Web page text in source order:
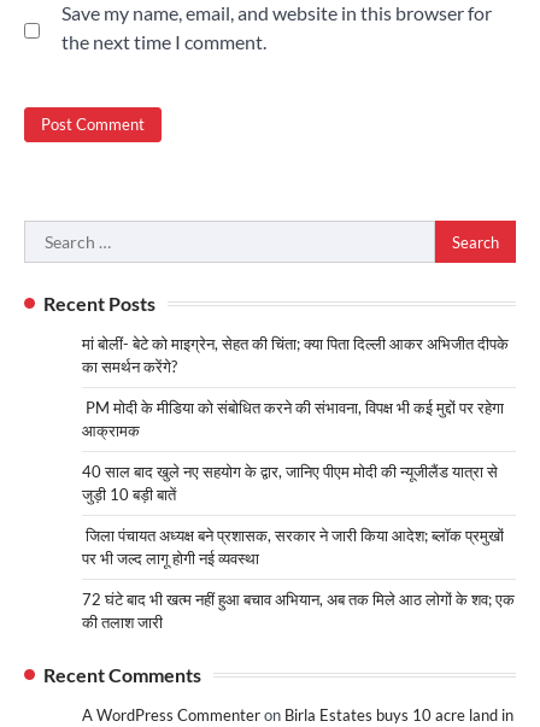
Save my name, email, and website in this browser for
the next time I comment.
Search
for:
Recent Posts
मां बोलीं- बेटे को माइग्रेन, सेहत की चिंता; क्या पिता दिल्ली आकर अभिजीत दीपके
का समर्थन करेंगे?
PM मोदी के मीडिया को संबोधित करने की संभावना, विपक्ष भी कई मुद्दों पर रहेगा
आक्रामक
40 साल बाद खुले नए सहयोग के द्वार, जानिए पीएम मोदी की न्यूजीलैंड यात्रा से
जुड़ी 10 बड़ी बातें
जिला पंचायत अध्यक्ष बने प्रशासक, सरकार ने जारी किया आदेश; ब्लॉक प्रमुखों
पर भी जल्द लागू होगी नई व्यवस्था
72 घंटे बाद भी खत्म नहीं हुआ बचाव अभियान, अब तक मिले आठ लोगों के शव; एक
की तलाश जारी
Recent Comments
A WordPress Commenteron Birla Estates buys 10 acre land in